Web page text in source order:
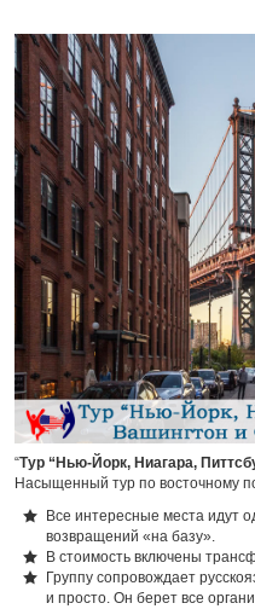
“Тур “Нью-Йорк, Ниагара,
Насыщенный тур по
Все интересные места идут
возвращений «на базу».
В стоимость включены
Группу сопровождает
и просто. Он берет все